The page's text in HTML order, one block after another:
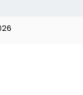
Quran |